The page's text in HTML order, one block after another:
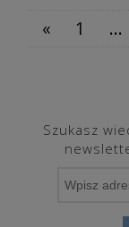
« 1 ...
Szukasz